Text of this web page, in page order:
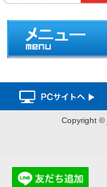
Copyright ©